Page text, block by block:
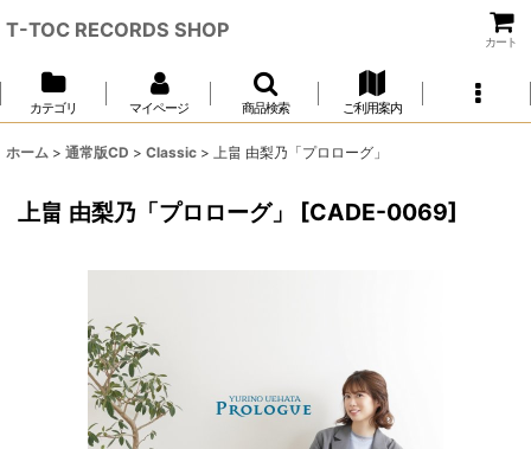
T-TOC RECORDS SHOP
カート
カテゴリ マイページ 商品検索 ご利用案内
ホーム > 通常版CD > Classic > 上畠 由梨乃「プロローグ」
上畠 由梨乃「プロローグ」 [CADE-0069]